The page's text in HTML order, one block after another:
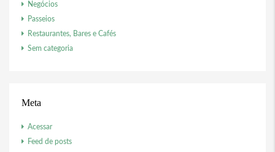
Negócios
Passeios
Restaurantes, Bares e Cafés
Sem categoria
Meta
Acessar
Feed de posts